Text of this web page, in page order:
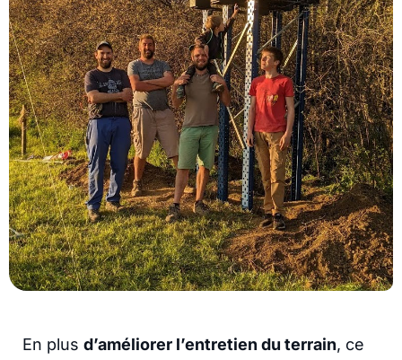
En plus d’améliorer l’entretien du terrain, ce